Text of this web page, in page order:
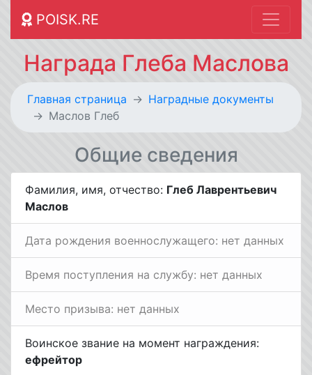
POISK.RE
Награда Глеба Маслова
Главная страница
Наградные документы
Маслов Глеб
Общие сведения
Фамилия, имя, отчество: Глеб Лаврентьевич
Маслов
Дата рождения военнослужащего: нет данных
Время поступления на службу: нет данных
Место призыва: нет данных
Воинское звание на момент награждения:
ефрейтор